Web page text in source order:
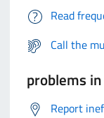
Read
Call the
problems
Report